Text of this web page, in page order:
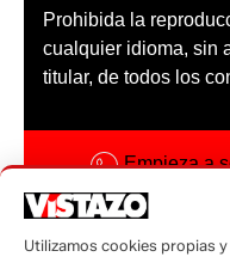
Prohibida la
cualquier idioma, sin
titular, de todos los
Empieza a
Código ética
Utilizamos cookies propias